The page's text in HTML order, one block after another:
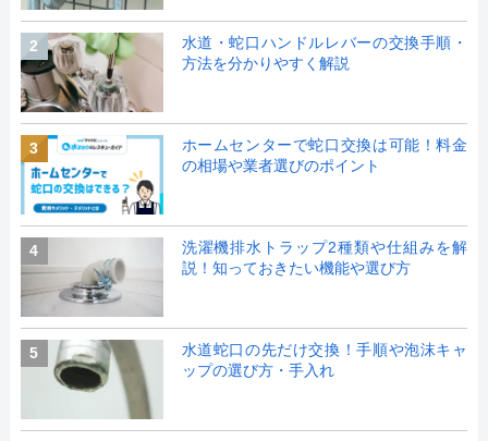
2
水道・蛇口ハンドルレバーの交換手順・
方法を分かりやすく解説
3
ホームセンターで蛇口交換は可能！料金
の相場や業者選びのポイント
4
洗濯機排水トラップ2種類や仕組みを解
説！知っておきたい機能や選び方
5
水道蛇口の先だけ交換！手順や泡沫キャ
ップの選び方・手入れ